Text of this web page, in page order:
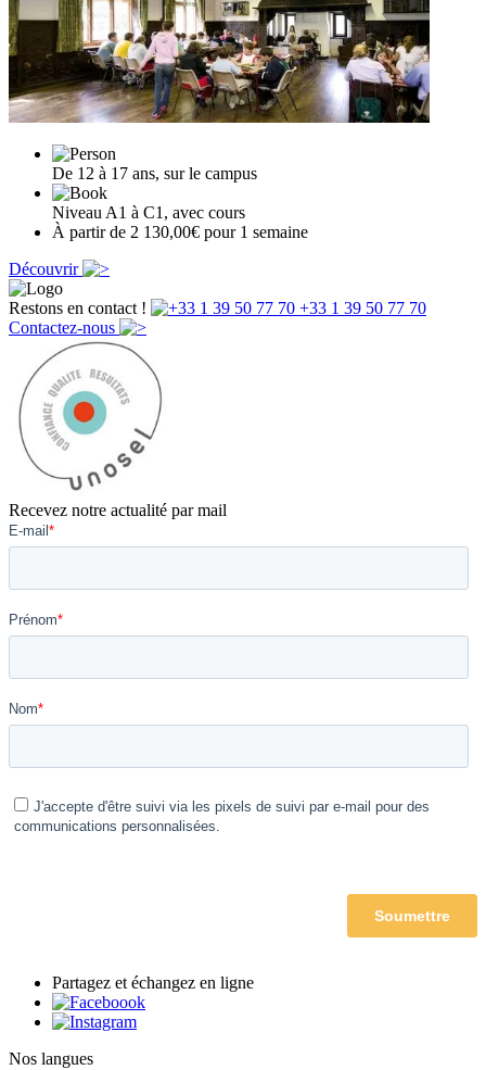
De 12 à 17 ans, sur le campus
Niveau A1 à C1, avec cours
À partir de 2 130,00€ pour 1 semaine
Découvrir
Restons en contact !
+33 1 39 50 77 70
Contactez-nous
Recevez notre actualité par mail
Partagez et échangez en ligne
Nos langues